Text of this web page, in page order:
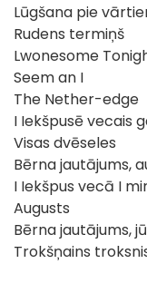
Lūgšana pie
Rudens termiņš
Lwonesome
Seem an I
The Nether-edge
I Iekšpusē vecais
Visas dvēseles
Bērna jautājums,
I Iekšpus vecā I
Augusts
Bērna jautājums,
Trokšņains